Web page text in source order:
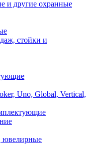
и другие охранные
стойки и
Uno, Global, Vertical,
ювелирные